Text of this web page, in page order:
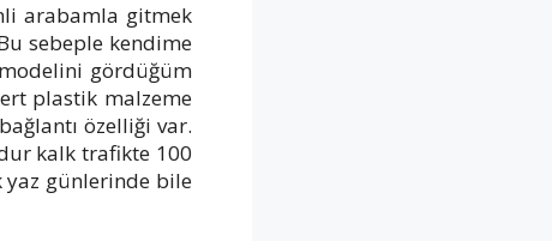
arabamla gitmek
sebeple kendime
modelini gördüğüm
plastik malzeme
bağlantı özelliği var.
kalk trafikte 100
yaz günlerinde bile